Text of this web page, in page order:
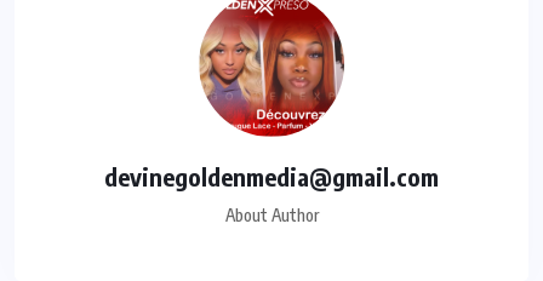
devinegoldenmedia@gmail.com
About Author